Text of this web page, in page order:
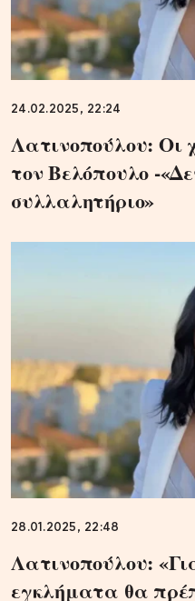
24.02.2025, 22:24
Λατινοπούλου: Oι
τον Βελόπουλο -
συλλαλητήριο»
28.01.2025, 22:48
Λατινοπούλου:
εγκλήματα θα